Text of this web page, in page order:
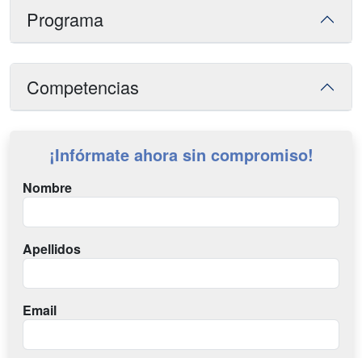
Programa
Competencias
¡Infórmate ahora sin compromiso!
Nombre
Apellidos
Email